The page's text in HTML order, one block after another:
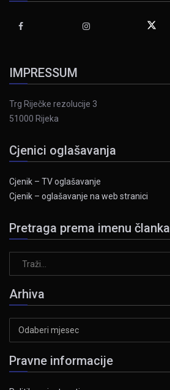
IMPRESSUM
Trg Riječke rezolucije 3
51000 Rijeka
Cjenici oglašavanja
Cjenik – TV oglašavanje
Cjenik – oglašavanje na web stranici
Pretraga prema imenu članka
Arhiva
Pravne informacije